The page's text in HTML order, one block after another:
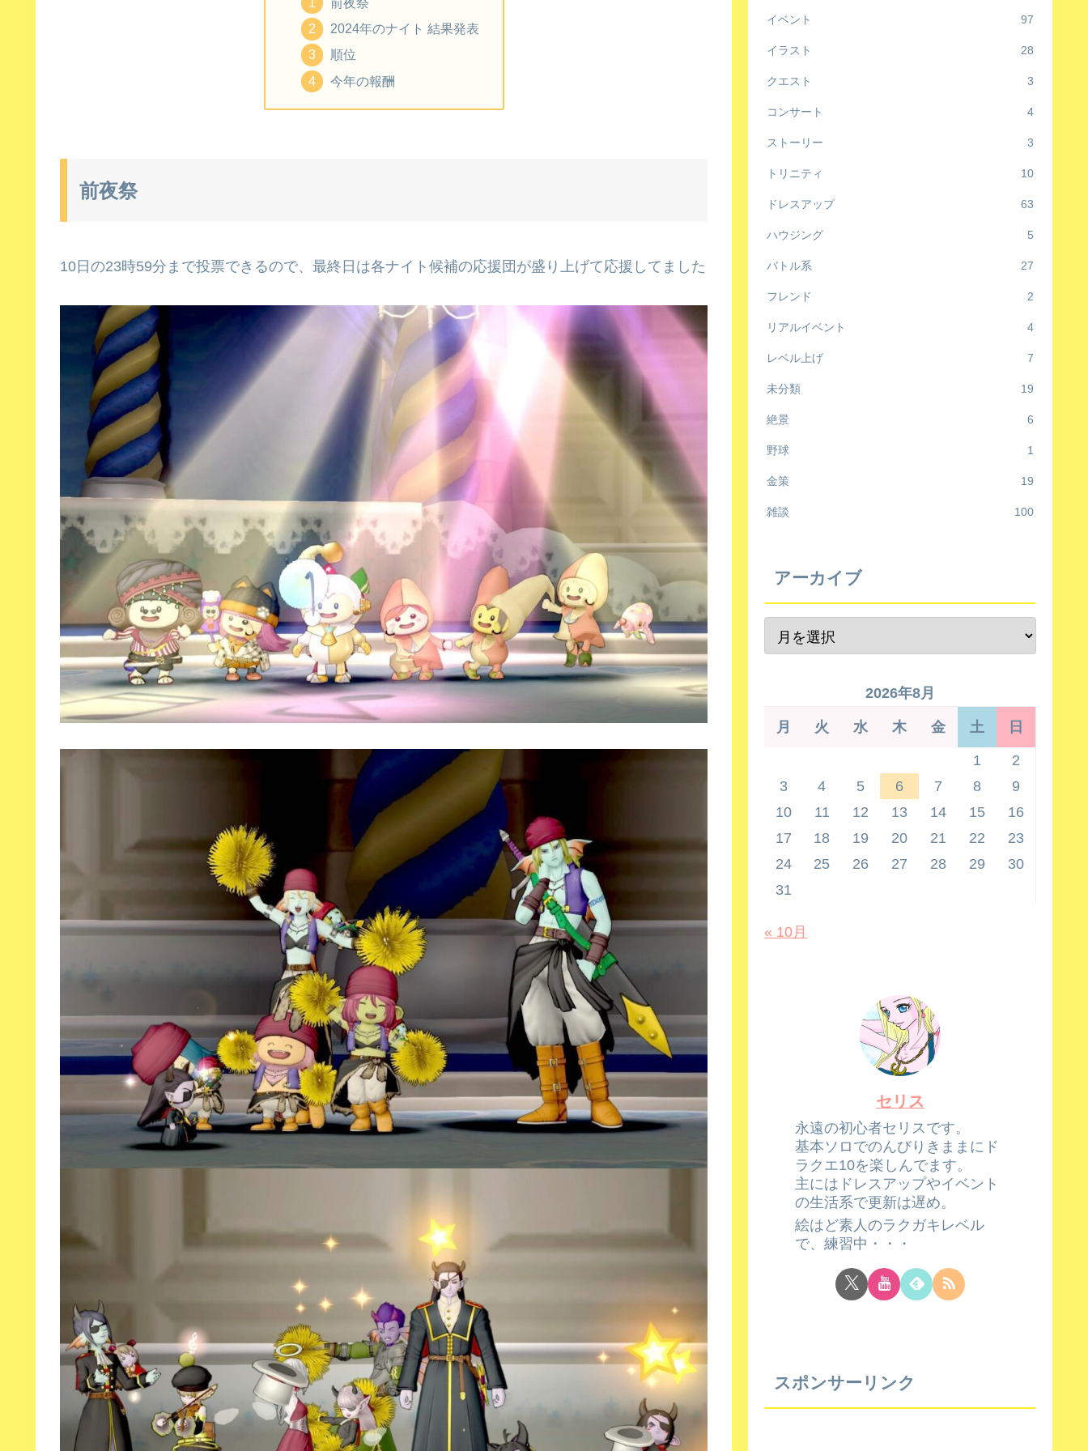
2024年のナイト 結果発表
順位
今年の報酬
前夜祭
10日の23時59分まで投票できるので、最終日は各ナイト候補の応援団が盛り上げて応援してました
イベント 97
イラスト 28
クエスト 3
コンサート 4
ストーリー 3
トリニティ 10
ドレスアップ 63
ハウジング 5
バトル系 27
フレンド 2
リアルイベント 4
レベル上げ 7
未分類 19
絶景 6
野球 1
金策 19
雑談 100
アーカイブ
2026年8月
月 火 水 木 金 土 日
1
2
3
4 5 6 7 8
9
10
11 12 13 14 15
16
17
18 19 20 21 22
23
24
25 26 27 28 29
30
31
« 10月
セリス
永遠の初心者セリスです。
基本ソロでのんびりきままにド
ラクエ10を楽しんでます。
主にはドレスアップやイベント
の生活系で更新は遅め。
絵はど素人のラクガキレベル
で、練習中・・・
スポンサーリンク